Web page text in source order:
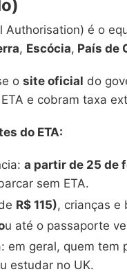
Authorisation) é o
, Escócia, País de
o site oficial do
e cobram taxa
do ETA:
a partir de 25 de
sem ETA.
R$ 115), crianças e
u até o passaporte
em geral, quem
estudar no UK.